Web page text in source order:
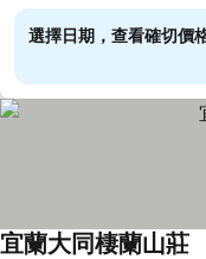
選擇日期，查看確切價
宜蘭大同棲蘭山莊